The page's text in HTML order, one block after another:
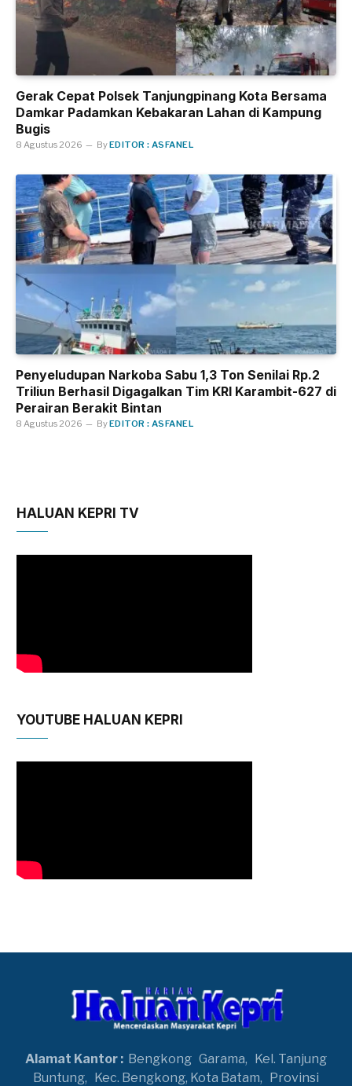
Gerak Cepat Polsek Tanjungpinang Kota Bersama
Damkar Padamkan Kebakaran Lahan di Kampung
Bugis
8 Agustus 2026 ByEDITOR : ASFANEL
Penyeludupan Narkoba Sabu 1,3 Ton Senilai Rp.2
Triliun Berhasil Digagalkan Tim KRI Karambit-627 di
Perairan Berakit Bintan
8 Agustus 2026 ByEDITOR : ASFANEL
HALUAN KEPRI TV
YOUTUBE HALUAN KEPRI
Alamat Kantor : Bengkong Garama, Kel. Tanjung
Buntung, Kec. Bengkong, Kota Batam, Provinsi